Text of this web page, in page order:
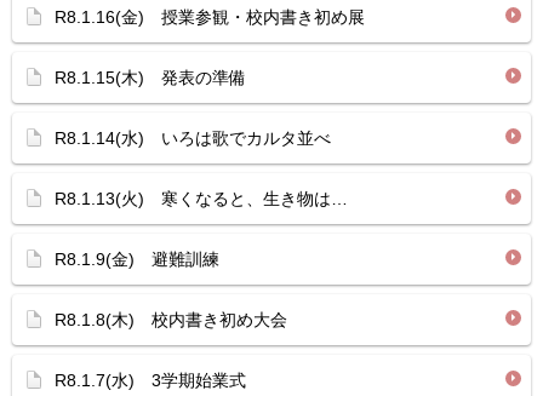
R8.1.16(金) 授業参観・校内書き初め展
R8.1.15(木) 発表の準備
R8.1.14(水) いろは歌でカルタ並べ
R8.1.13(火) 寒くなると、生き物は…
R8.1.9(金) 避難訓練
R8.1.8(木) 校内書き初め大会
R8.1.7(水) 3学期始業式